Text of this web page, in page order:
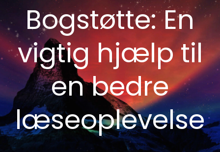
Bogstøtte: En
vigtig hjælp til
en bedre
læseoplevelse